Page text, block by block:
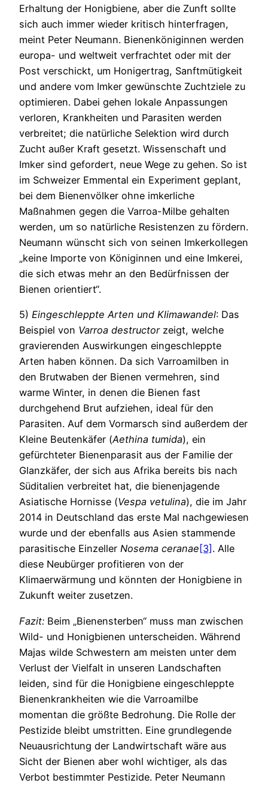
Erhaltung der Honigbiene, aber die Zunft sollte
sich auch immer wieder kritisch hinterfragen,
meint Peter Neumann. Bienenköniginnen werden
europa- und weltweit verfrachtet oder mit der
Post verschickt, um Honigertrag, Sanftmütigkeit
und andere vom Imker gewünschte Zuchtziele zu
optimieren. Dabei gehen lokale Anpassungen
verloren, Krankheiten und Parasiten werden
verbreitet; die natürliche Selektion wird durch
Zucht außer Kraft gesetzt. Wissenschaft und
Imker sind gefordert, neue Wege zu gehen. So ist
im Schweizer Emmental ein Experiment geplant,
bei dem Bienenvölker ohne imkerliche
Maßnahmen gegen die Varroa-Milbe gehalten
werden, um so natürliche Resistenzen zu fördern.
Neumann wünscht sich von seinen Imkerkollegen
„keine Importe von Königinnen und eine Imkerei,
die sich etwas mehr an den Bedürfnissen der
Bienen orientiert“.
5) Eingeschleppte Arten und Klimawandel: Das
Beispiel von Varroa destructorzeigt, welche
gravierenden Auswirkungen eingeschleppte
Arten haben können. Da sich Varroamilben in
den Brutwaben der Bienen vermehren, sind
warme Winter, in denen die Bienen fast
durchgehend Brut aufziehen, ideal für den
Parasiten. Auf dem Vormarsch sind außerdem der
Kleine Beutenkäfer (Aethina tumida), ein
gefürchteter Bienenparasit aus der Familie der
Glanzkäfer, der sich aus Afrika bereits bis nach
Süditalien verbreitet hat, die bienenjagende
Asiatische Hornisse (Vespa vetulina), die im Jahr
2014 in Deutschland das erste Mal nachgewiesen
wurde und der ebenfalls aus Asien stammende
parasitische Einzeller Nosema ceranae [3] . Alle
diese Neubürger profitieren von der
Klimaerwärmung und könnten der Honigbiene in
Zukunft weiter zusetzen.
Fazit: Beim „Bienensterben“ muss man zwischen
Wild- und Honigbienen unterscheiden. Während
Majas wilde Schwestern am meisten unter dem
Verlust der Vielfalt in unseren Landschaften
leiden, sind für die Honigbiene eingeschleppte
Bienenkrankheiten wie die Varroamilbe
momentan die größte Bedrohung. Die Rolle der
Pestizide bleibt umstritten. Eine grundlegende
Neuausrichtung der Landwirtschaft wäre aus
Sicht der Bienen aber wohl wichtiger, als das
Verbot bestimmter Pestizide. Peter Neumann